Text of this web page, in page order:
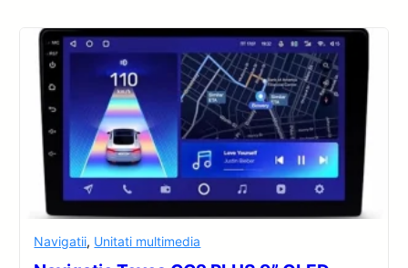
Navigatii, Unitati multimedia